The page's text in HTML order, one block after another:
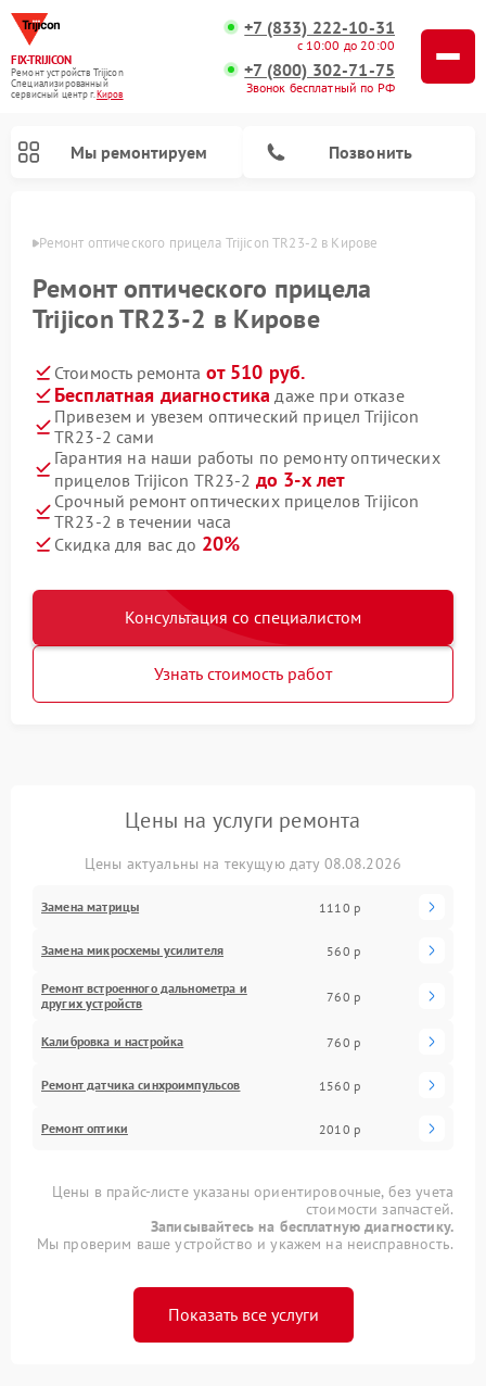
FIX-TRIJICON
Ремонт устройств Trijicon
Специализированный
cервисный центр г.Киров
+7 (833) 222-10-31
с 10:00 до 20:00
+7 (800) 302-71-75
Звонок бесплатный по РФ
Мы ремонтируем Позвонить
Ремонт оптического прицела Trijicon TR23-2 в Кирове
Ремонт оптического прицела
Trijicon TR23-2 в Кирове
Стоимость ремонта от 510 руб.
Бесплатная диагностика даже при отказе
Привезем и увезем оптический прицел Trijicon
TR23-2 сами
Гарантия на наши работы по ремонту оптических
прицелов Trijicon TR23-2 до 3-х лет
Срочный ремонт оптических прицелов Trijicon
TR23-2 в течении часа
Скидка для вас до 20%
Консультация со специалистом
Узнать стоимость работ
Цены на услуги ремонта
Цены актуальны на текущую дату 08.08.2026
Замена матрицы 1110 р
Замена микросхемы усилителя 560 р
Ремонт встроенного дальнометра и
других устройств
760 р
Калибровка и настройка 760 р
Ремонт датчика синхроимпульсов 1560 р
Ремонт оптики 2010 р
Цены в прайс-листе указаны ориентировочные, без учета
стоимости запчастей.
Записывайтесь на бесплатную диагностику.
Мы проверим ваше устройство и укажем на неисправность.
Показать все услуги